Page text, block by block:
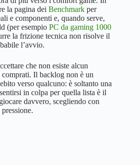
la pagina dei Benchmark per
e componenti e, quando serve,
(per esempio PC da gaming 1000
la frizione tecnica non risolve il
l’avvio.
che non esiste alcun
Il backlog non è un
verso qualcuno: è soltanto una
in colpa per quella lista è il
davvero, scegliendo con